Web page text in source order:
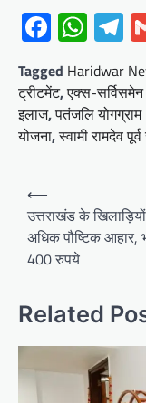
Tagged Haridwar
ट्रीटमेंट,एक्स-
इलाज,पतंजलि
योजना,स्वामी रामदेव
Post
navigation
⟵
उत्तराखंड के
अधिक पौष्टिक आहार,
400 रुपये
Related